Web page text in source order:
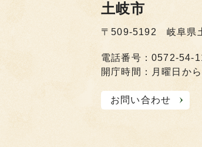
土岐市
〒509-5192 岐阜県
電話番号：0572-54-
開庁時間：月曜日か
お問い合わせ